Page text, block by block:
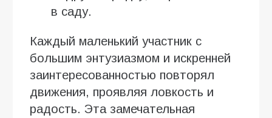
в саду.
Каждый маленький участник с
большим энтузиазмом и искренней
заинтересованностью повторял
движения, проявляя ловкость и
радость. Эта замечательная